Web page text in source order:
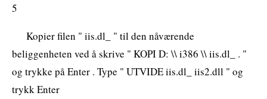
5
Kopier filen " iis.dl_ " til den nåværende
beliggenheten ved å skrive " KOPI D: \\ i386 \\ iis.dl_ . "
og trykke på Enter . Type " UTVIDE iis.dl_ iis2.dll " og
trykk Enter